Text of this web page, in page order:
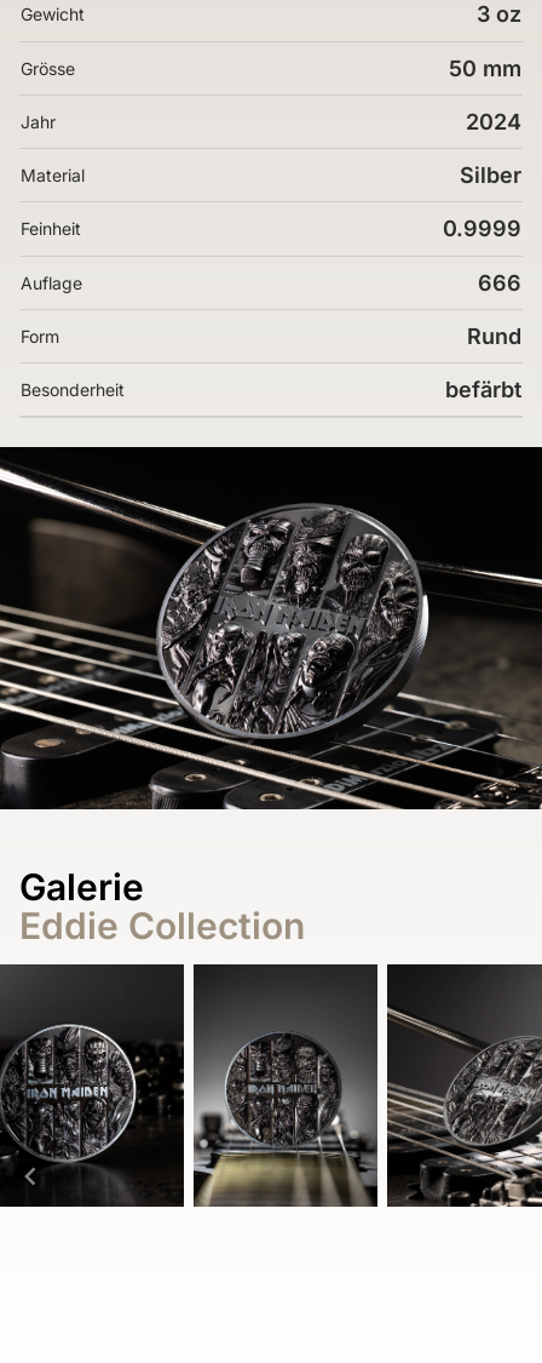
Gewicht 3 oz
Grösse 50 mm
Jahr 2024
Material Silber
Feinheit 0.9999
Auflage 666
Form Rund
Besonderheit befärbt
Galerie
Eddie Collection